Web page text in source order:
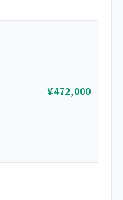
¥472,000